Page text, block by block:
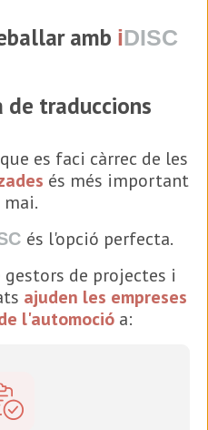
amb iDISC
de traduccions
es faci càrrec de les
és més important
mai.
és l'opció perfecta.
de projectes i
ajuden les empreses
l'automoció a: